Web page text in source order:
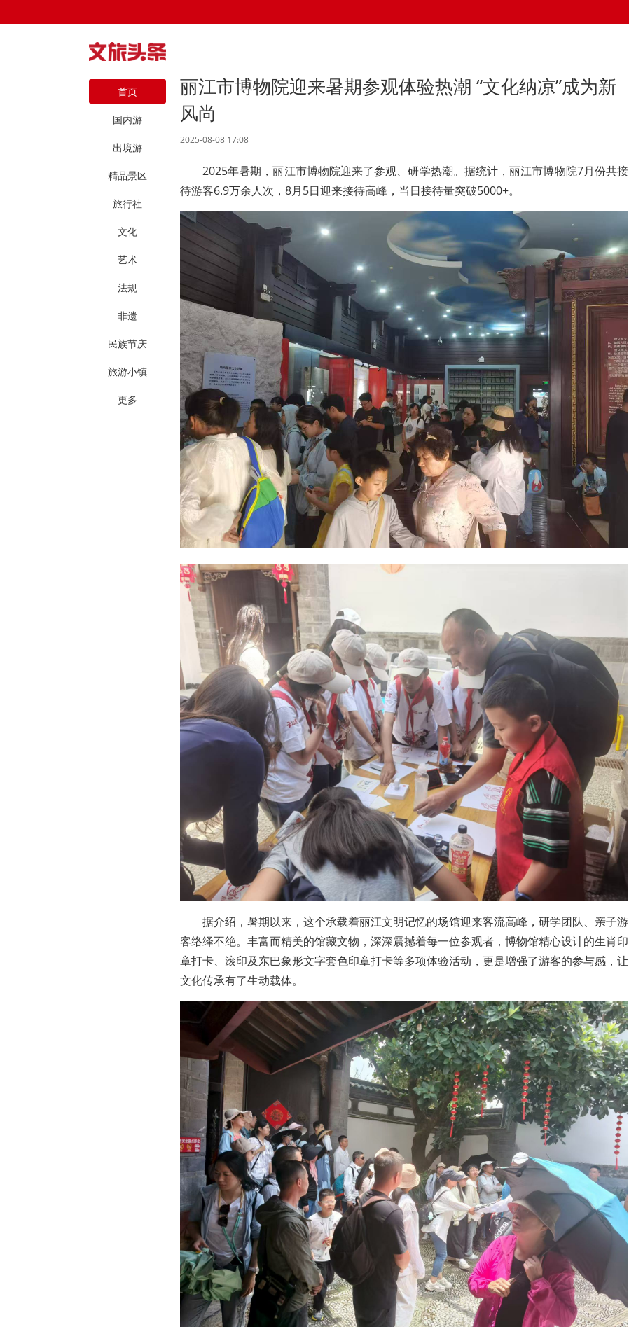
首页
国内游
出境游
精品景区
旅行社
文化
艺术
法规
非遗
民族节庆
旅游小镇
更多
丽江市博物院迎来暑期参观体验热潮 “文化纳凉”成为新
风尚
2025-08-08 17:08
2025年暑期，丽江市博物院迎来了参观、研学热潮。据统计，丽江市博物院7月份共接
待游客6.9万余人次，8月5日迎来接待高峰，当日接待量突破5000+。
据介绍，暑期以来，这个承载着丽江文明记忆的场馆迎来客流高峰，研学团队、亲子游
客络绎不绝。丰富而精美的馆藏文物，深深震撼着每一位参观者，博物馆精心设计的生肖印
章打卡、滚印及东巴象形文字套色印章打卡等多项体验活动，更是增强了游客的参与感，让
文化传承有了生动载体。